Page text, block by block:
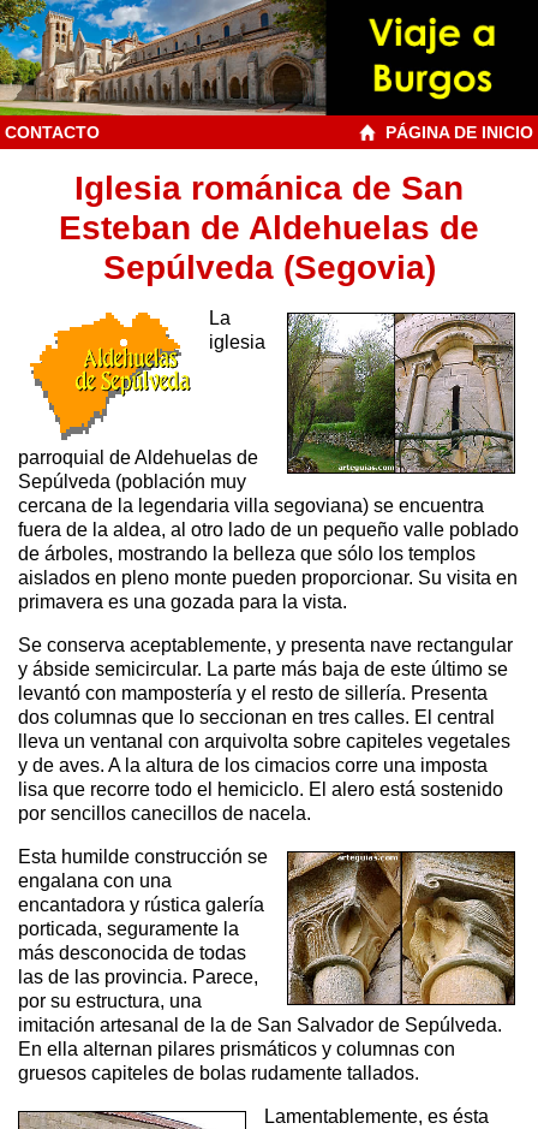
CONTACTO PÁGINA DE INICIO
Iglesia románica de San
Esteban de Aldehuelas de
Sepúlveda (Segovia)
La
iglesia
parroquial de Aldehuelas de
Sepúlveda (población muy
cercana de la legendaria villa segoviana) se encuentra
fuera de la aldea, al otro lado de un pequeño valle poblado
de árboles, mostrando la belleza que sólo los templos
aislados en pleno monte pueden proporcionar. Su visita en
primavera es una gozada para la vista.
Se conserva aceptablemente, y presenta nave rectangular
y ábside semicircular. La parte más baja de este último se
levantó con mampostería y el resto de sillería. Presenta
dos columnas que lo seccionan en tres calles. El central
lleva un ventanal con arquivolta sobre capiteles vegetales
y de aves. A la altura de los cimacios corre una imposta
lisa que recorre todo el hemiciclo. El alero está sostenido
por sencillos canecillos de nacela.
Esta humilde construcción se
engalana con una
encantadora y rústica galería
porticada, seguramente la
más desconocida de todas
las de las provincia. Parece,
por su estructura, una
imitación artesanal de la de San Salvador de Sepúlveda.
En ella alternan pilares prismáticos y columnas con
gruesos capiteles de bolas rudamente tallados.
Lamentablemente, es ésta